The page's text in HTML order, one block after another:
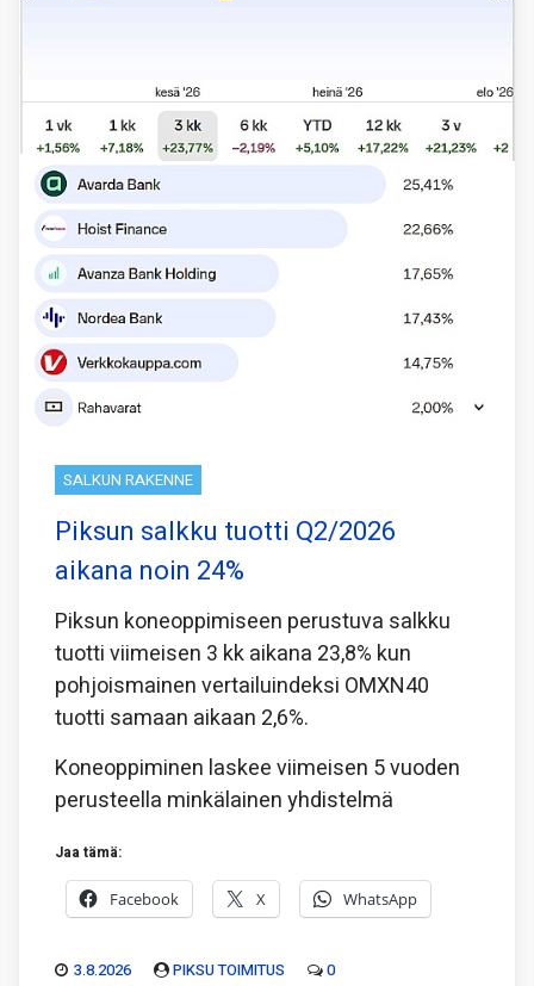
SALKUN RAKENNE
Piksun salkku tuotti Q2/2026
aikana noin 24%
Piksun koneoppimiseen perustuva salkku
tuotti viimeisen 3 kk aikana 23,8% kun
pohjoismainen vertailuindeksi OMXN40
tuotti samaan aikaan 2,6%.
Koneoppiminen laskee viimeisen 5 vuoden
perusteella minkälainen yhdistelmä
Jaa tämä:
Facebook X WhatsApp
3.8.2026 PIKSU TOIMITUS 0